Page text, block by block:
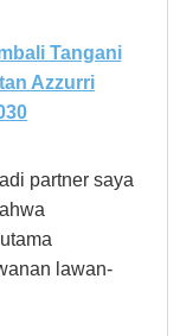
Tangani
Azzurri
partner saya
lawan-